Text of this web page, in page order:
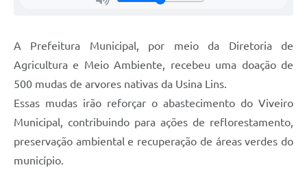
A Prefeitura Municipal, por meio da Diretoria de
Agricultura e Meio Ambiente, recebeu uma doação de
500 mudas de arvores nativas da Usina Lins.
Essas mudas irão reforçar o abastecimento do Viveiro
Municipal, contribuindo para ações de reflorestamento,
preservação ambiental e recuperação de áreas verdes do
município.